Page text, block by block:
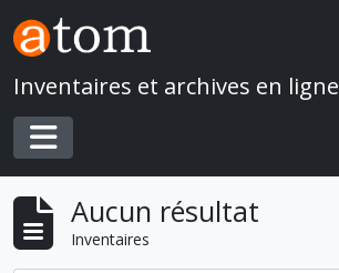
Skip to main content
Inventaires et archives en ligne
Toggle navigation
Aucun résultat
Inventaires